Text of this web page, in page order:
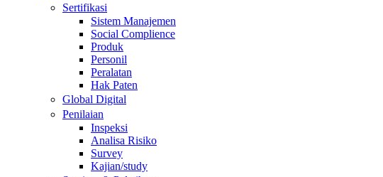
Sertifikasi
Sistem Manajemen
Social Complience
Produk
Personil
Peralatan
Hak Paten
Global Digital
Penilaian
Inspeksi
Analisa Risiko
Survey
Kajian/study